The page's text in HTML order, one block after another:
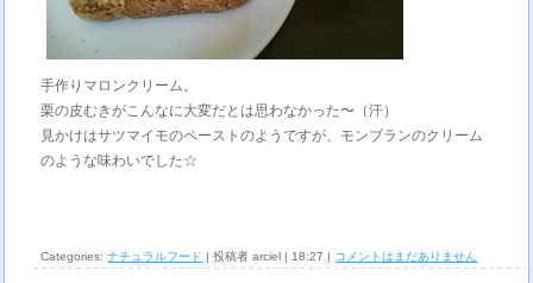
手作りマロンクリーム。
栗の皮むきがこんなに大変だとは思わなかった〜（汗）
見かけはサツマイモのペーストのようですが、モンブランのクリーム
のような味わいでした☆
Categories:ナチュラルフード | 投稿者 arciel | 18:27 | コメントはまだありません